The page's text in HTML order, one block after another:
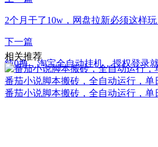
2个月干了10w，网盘拉新必须这样
下一篇
纯0撸，淘宝全自动挂机，授权登录
相关推荐
番茄小说脚本搬砖，全自动运行，单
番茄小说脚本搬砖，全自动运行，单